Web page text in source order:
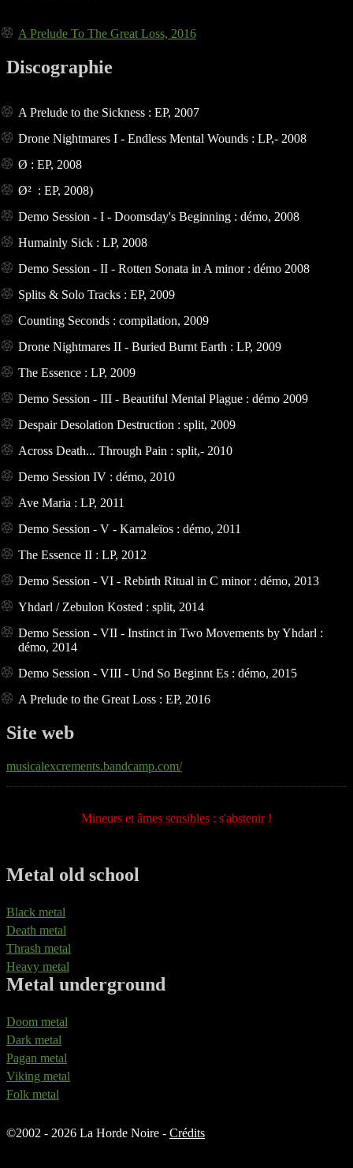
A Prelude To The Great Loss, 2016
Discographie
A Prelude to the Sickness : EP, 2007
Drone Nightmares I - Endless Mental Wounds : LP,- 2008
Ø : EP, 2008
Ø² : EP, 2008)
Demo Session - I - Doomsday's Beginning : démo, 2008
Humainly Sick : LP, 2008
Demo Session - II - Rotten Sonata in A minor : démo 2008
Splits & Solo Tracks : EP, 2009
Counting Seconds : compilation, 2009
Drone Nightmares II - Buried Burnt Earth : LP, 2009
The Essence : LP, 2009
Demo Session - III - Beautiful Mental Plague : démo 2009
Despair Desolation Destruction : split, 2009
Across Death... Through Pain : split,- 2010
Demo Session IV : démo, 2010
Ave Maria : LP, 2011
Demo Session - V - Karnaleïos : démo, 2011
The Essence II : LP, 2012
Demo Session - VI - Rebirth Ritual in C minor : démo, 2013
Yhdarl / Zebulon Kosted : split, 2014
Demo Session - VII - Instinct in Two Movements by Yhdarl :
démo, 2014
Demo Session - VIII - Und So Beginnt Es : démo, 2015
A Prelude to the Great Loss : EP, 2016
Site web
musicalexcrements.bandcamp.com/
Mineurs et âmes sensibles : s'abstenir !
Metal old school
Black metal
Death metal
Thrash metal
Heavy metal
Metal underground
Doom metal
Dark metal
Pagan metal
Viking metal
Folk metal
©2002 - 2026 La Horde Noire - Crédits